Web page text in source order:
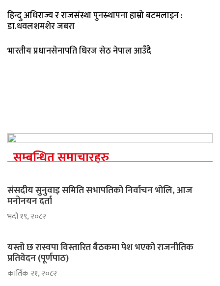
हिन्दु अधिराज्य र राजसंस्था पुनस्र्थापना हाम्रो बटमलाइन :
डा.धवलशमशेर जबरा
भारतीय प्रधानसेनापति धिरज सेठ नेपाल आउँदै
सम्बन्धित समाचारहरु
संसदीय सुनुवाइ समिति सभापतिको निर्वाचन भोलि, आज
मनोनयन दर्ता
भदौ १९, २०८२
यस्तो छ रास्वपा विस्तारित बैठकमा पेश भएको राजनीतिक
प्रतिवेदन (पूर्णपाठ)
कार्तिक २१, २०८२